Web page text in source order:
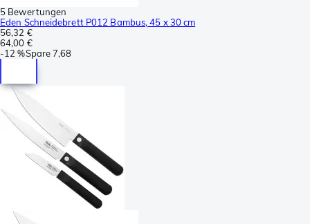
5 Bewertungen
Eden Schneidebrett P012 Bambus, 45 x 30 cm
56,32 €
64,00 €
-12 %Spare7,68